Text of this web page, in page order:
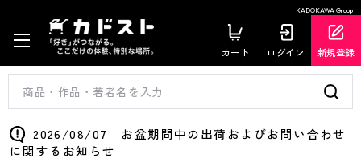
KADOKAWA Group
カート ログイン 新規登録
2026/08/07 お盆期間中の出荷およびお問い合わせ
に関するお知らせ